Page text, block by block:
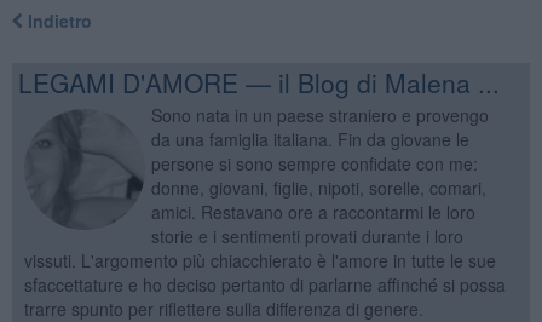
Indietro
LEGAMI D'AMORE — il Blog di Malena ...
Sono nata in un paese straniero e provengo
da una famiglia italiana. Fin da giovane le
persone si sono sempre confidate con me:
donne, giovani, figlie, nipoti, sorelle, comari,
amici. Restavano ore a raccontarmi le loro
storie e i sentimenti provati durante i loro
vissuti. L'argomento più chiacchierato è l'amore in tutte le sue
sfaccettature e ho deciso pertanto di parlarne affinché si possa
trarre spunto per riflettere sulla differenza di genere.